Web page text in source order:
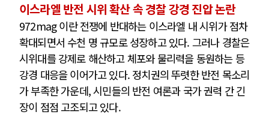
이스라엘 반전 시위 확산 속 경찰 강경 진압 논란
972mag 이란 전쟁에 반대하는 이스라엘 내 시위가 점차
확대되면서 수천 명 규모로 성장하고 있다. 그러나 경찰은
시위대를 강제로 해산하고 체포와 물리력을 동원하는 등
강경 대응을 이어가고 있다. 정치권의 뚜렷한 반전 목소리
가 부족한 가운데, 시민들의 반전 여론과 국가 권력 간 긴
장이 점점 고조되고 있다.